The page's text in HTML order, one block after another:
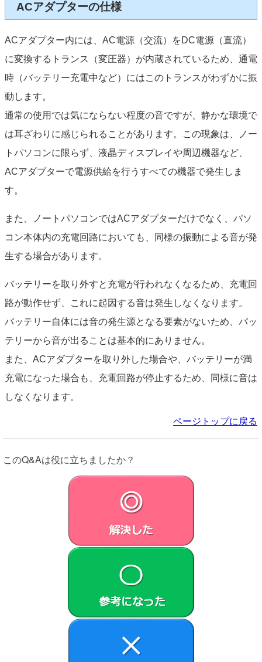
ACアダプターの仕様
ACアダプター内には、AC電源（交流）をDC電源（直流）
に変換するトランス（変圧器）が内蔵されているため、通電
時（バッテリー充電中など）にはこのトランスがわずかに振
動します。
通常の使用では気にならない程度の音ですが、静かな環境で
は耳ざわりに感じられることがあります。この現象は、ノー
トパソコンに限らず、液晶ディスプレイや周辺機器など、
ACアダプターで電源供給を行うすべての機器で発生しま
す。
また、ノートパソコンではACアダプターだけでなく、パソ
コン本体内の充電回路においても、同様の振動による音が発
生する場合があります。
バッテリーを取り外すと充電が行われなくなるため、充電回
路が動作せず、これに起因する音は発生しなくなります。
バッテリー自体には音の発生源となる要素がないため、バッ
テリーから音が出ることは基本的にありません。
また、ACアダプターを取り外した場合や、バッテリーが満
充電になった場合も、充電回路が停止するため、同様に音は
しなくなります。
ページトップに戻る
このQ&Aは役に立ちましたか？